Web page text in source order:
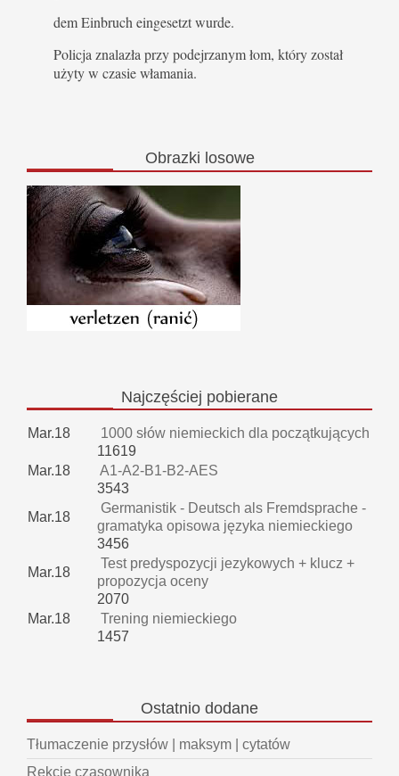
dem Einbruch eingesetzt wurde.
Policja znalazła przy podejrzanym łom, który został
użyty w czasie włamania.
Obrazki losowe
Najczęściej pobierane
Mar.18
1000 słów niemieckich dla początkujących
11619
Mar.18
A1-A2-B1-B2-AES
3543
Mar.18
Germanistik - Deutsch als Fremdsprache -
gramatyka opisowa języka niemieckiego
3456
Mar.18
Test predyspozycji jezykowych + klucz +
propozycja oceny
2070
Mar.18
Trening niemieckiego
1457
Ostatnio dodane
Tłumaczenie przysłów | maksym | cytatów
Rekcje czasownika